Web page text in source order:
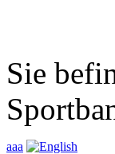
Sie
aaa